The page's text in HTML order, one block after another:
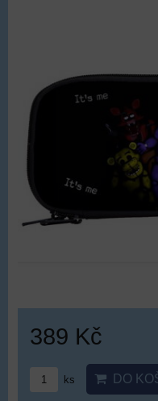
389 Kč
ks DO